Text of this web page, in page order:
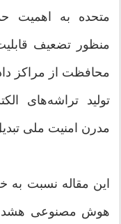
متحده به اهمیت
منظور تضعیف
محافظت از مراکز
تولید تراشه‌های
مدرن امنیت ملی
این مقاله نسبت به
هوش مصنوعی هشدار